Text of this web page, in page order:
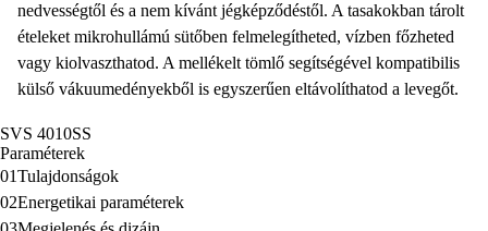
nedvességtől és a nem kívánt jégképződéstől. A tasakokban tárolt
ételeket mikrohullámú sütőben felmelegítheted, vízben főzheted
vagy kiolvaszthatod. A mellékelt tömlő segítségével kompatibilis
külső vákuumedényekből is egyszerűen eltávolíthatod a levegőt.
SVS 4010SS
Paraméterek
01Tulajdonságok
02Energetikai paraméterek